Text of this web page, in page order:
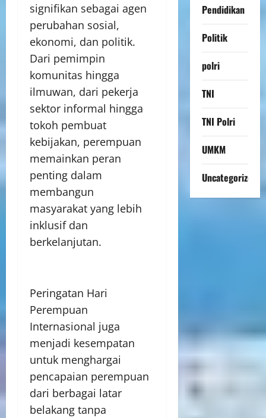
signifikan sebagai agen
perubahan sosial,
ekonomi, dan politik.
Dari pemimpin
komunitas hingga
ilmuwan, dari pekerja
sektor informal hingga
tokoh pembuat
kebijakan, perempuan
memainkan peran
penting dalam
membangun
masyarakat yang lebih
inklusif dan
berkelanjutan.
Peringatan Hari
Perempuan
Internasional juga
menjadi kesempatan
untuk menghargai
pencapaian perempuan
dari berbagai latar
belakang tanpa
Pendidikan
Politik
polri
TNI
TNI Polri
UMKM
Uncategorized